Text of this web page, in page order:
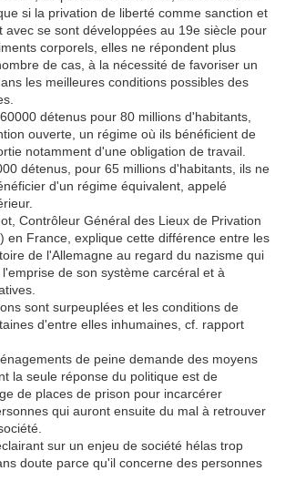
si la privation de liberté comme sanction et
avec se sont développées au 19e siècle pour
corporels, elles ne répondent plus
de cas, à la nécessité de favoriser un
les meilleures conditions possibles des
détenus pour 80 millions d'habitants,
ouverte, un régime où ils bénéficient de
notamment d'une obligation de travail.
détenus, pour 65 millions d'habitants, ils ne
d'un régime équivalent, appelé
Contrôleur Général des Lieux de Privation
en France, explique cette différence entre les
de l'Allemagne au regard du nazisme qui
de son système carcéral et à
sont surpeuplées et les conditions de
d'entre elles inhumaines, cf. rapport
de peine demande des moyens
la seule réponse du politique est de
de places de prison pour incarcérer
qui auront ensuite du mal à retrouver
sur un enjeu de société hélas trop
doute parce qu'il concerne des personnes